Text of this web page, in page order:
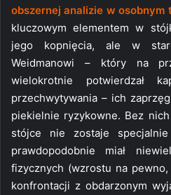
obszernej analizie w osobnym
kluczowym elementem w
jego kopnięcia, ale w
Weidmanowi – który na
wielokrotnie potwierdzał
przechwytywania – ich
piekielnie ryzykowne. Bez
stójce nie zostaje
prawdopodobnie miał
fizycznych (wzrostu na
konfrontacji z obdarzonym